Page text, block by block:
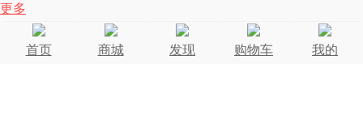
更多
首页 商城 发现 购物车 我的